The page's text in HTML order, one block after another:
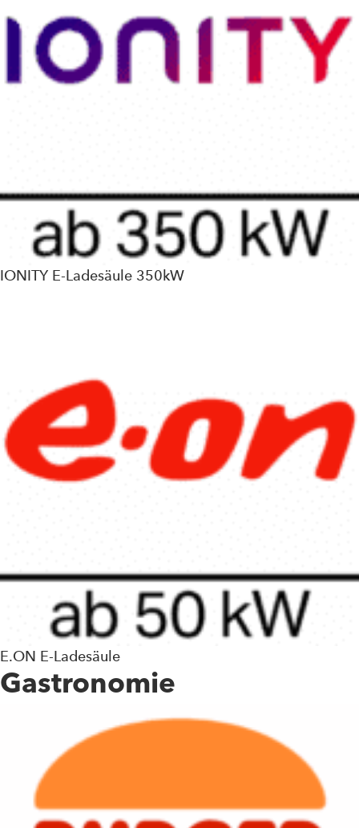
IONITY E-Ladesäule 350kW
E.ON E-Ladesäule
Gastronomie